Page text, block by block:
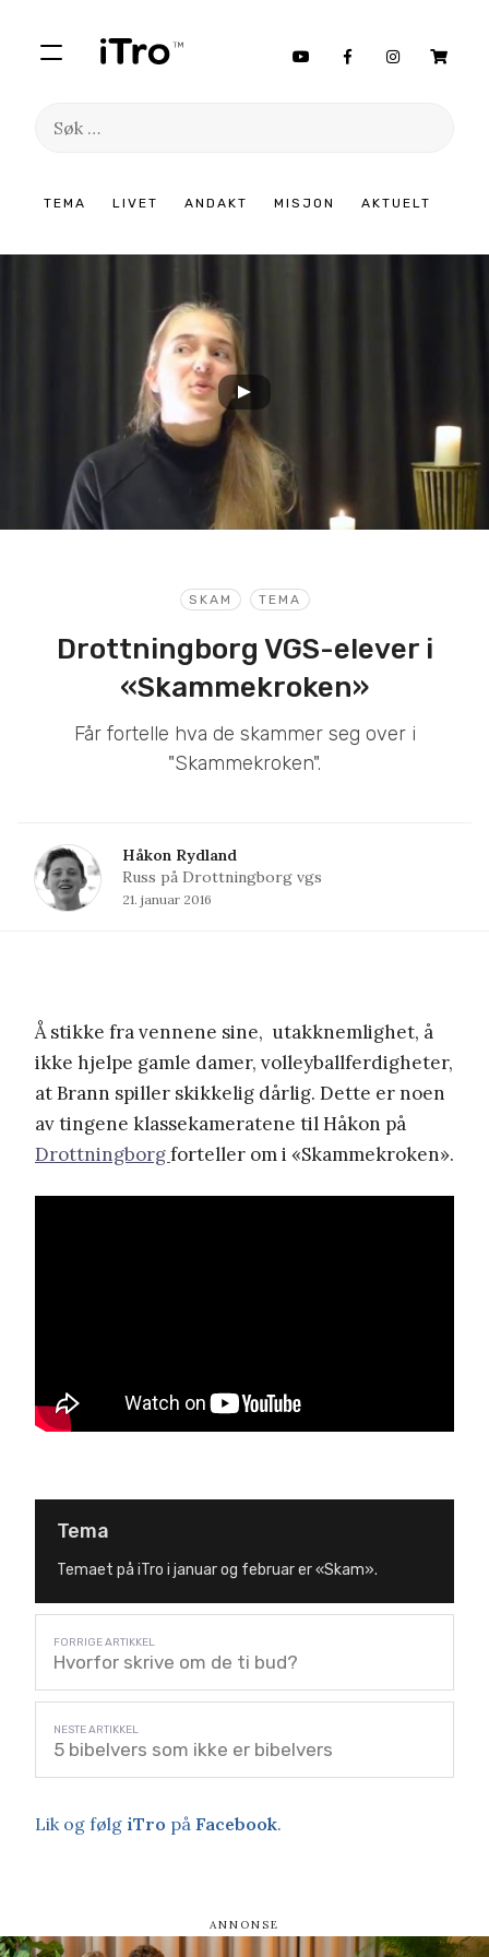
TEMA LIVET ANDAKT MISJON AKTUELT
Søk
innhold
SKAM TEMA
Drottningborg VGS-elever i
«Skammekroken»
Får fortelle hva de skammer seg over i
"Skammekroken".
Håkon Rydland
Russ på Drottningborg vgs
21. januar 2016
Å stikke fra vennene sine, utakknemlighet, å
ikke hjelpe gamle damer, volleyballferdigheter,
at Brann spiller skikkelig dårlig. Dette er noen
av tingene klassekameratene til Håkon på
Drottningborgforteller om i «Skammekroken».
Tema
Temaet på iTro i januar og februar er «Skam».
Hvorfor skrive om de ti bud?
5 bibelvers som ikke er bibelvers
Lik og følg iTro på Facebook.